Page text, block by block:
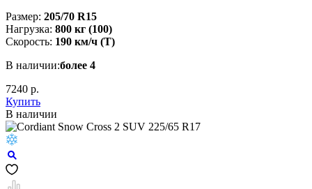
Размер: 205/70 R15
Нагрузка: 800 кг (100)
Скорость: 190 км/ч (T)
В наличии:более 4
7240 р.
Купить
В наличии